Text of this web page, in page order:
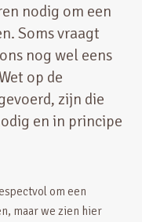
nodig om een
Soms vraagt
nog wel eens
op de
zijn die
en in principe
om een
maar we zien hier